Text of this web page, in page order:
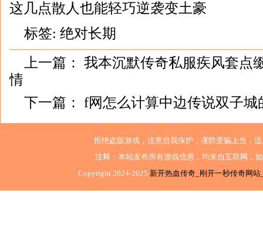
这几点散人也能轻巧逆袭变土豪
标签: 绝对长期
上一篇： 我本沉默传奇私服疾风套点
情
下一篇： f网怎么计算中边传说双子城
拒绝盗版游戏，注意自我保护，谨防受骗上当，
注释：本站发布所有游戏信息，均来自互联网，
Copyright 2024-2025 新开热血传奇_刚开一秒传奇网